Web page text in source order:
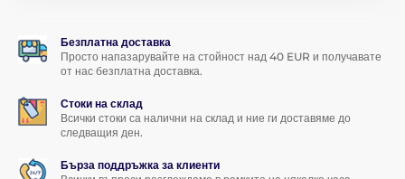
драскотинитена дисплея.
Никакви отпечатъци от пръсти
Закаленото стъкло за Huawei Mate 20 lite е снабдено
със специален олеофобен слой, който
смартфон Huawei така ще бъде
Безплатна доставка
Просто напазарувайте на стойност над 40 EUR и получавате
от нас безплатна доставка.
Стоки на склад
Всички стоки са налични на склад и ние ги доставяме до
следващия ден.
Бърза поддръжка за клиенти